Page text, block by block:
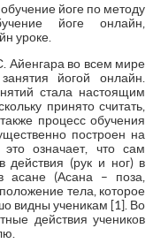
йоге по методу
йоге онлайн,
уроке.
Айенгара во всем мире
йогой онлайн.
стала настоящим
принято считать,
процесс обучения
построен на
означает, что сам
действия (рук и ног) в
асане (Асана – поза,
тела, которое
видны ученикам [1]. Во
действия учеников